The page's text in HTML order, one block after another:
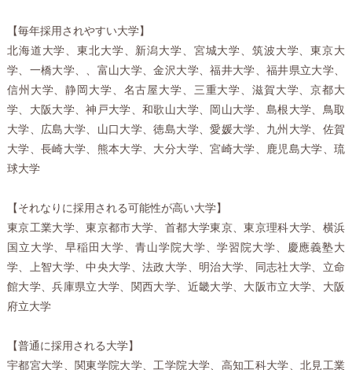
【毎年採用されやすい大学】
北海道大学、東北大学、新潟大学、宮城大学、筑波大学、東京大
学、一橋大学、、富山大学、金沢大学、福井大学、福井県立大学、
信州大学、静岡大学、名古屋大学、三重大学、滋賀大学、京都大
学、大阪大学、神戸大学、和歌山大学、岡山大学、島根大学、鳥取
大学、広島大学、山口大学、徳島大学、愛媛大学、九州大学、佐賀
大学、長崎大学、熊本大学、大分大学、宮崎大学、鹿児島大学、琉
球大学
【それなりに採用される可能性が高い大学】
東京工業大学、東京都市大学、首都大学東京、東京理科大学、横浜
国立大学、早稲田大学、青山学院大学、学習院大学、慶應義塾大
学、上智大学、中央大学、法政大学、明治大学、同志社大学、立命
館大学、兵庫県立大学、関西大学、近畿大学、大阪市立大学、大阪
府立大学
【普通に採用される大学】
宇都宮大学、関東学院大学、工学院大学、高知工科大学、北見工業